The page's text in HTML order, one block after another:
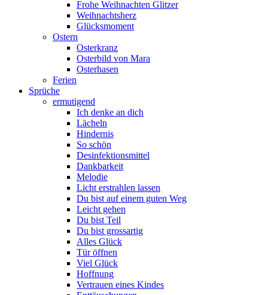
Frohe Weihnachten Glitzer
Weihnachtsherz
Glücksmoment
Ostern
Osterkranz
Osterbild von Mara
Osterhasen
Ferien
Sprüche
ermutigend
Ich denke an dich
Lächeln
Hindernis
So schön
Desinfektionsmittel
Dankbarkeit
Melodie
Licht erstrahlen lassen
Du bist auf einem guten Weg
Leicht gehen
Du bist Teil
Du bist grossartig
Alles Glück
Tür öffnen
Viel Glück
Hoffnung
Vertrauen eines Kindes